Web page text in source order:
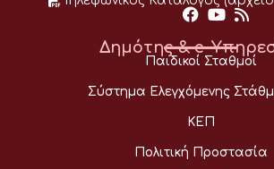
Δημότης & e-
Παιδικοί Σταθμοί
Σύστημα Ελεγχόμενης
ΚΕΠ
Πολιτική Προστασία